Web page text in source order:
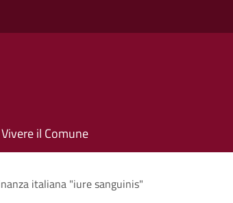
Vivere il Comune
italiana "iure sanguinis"